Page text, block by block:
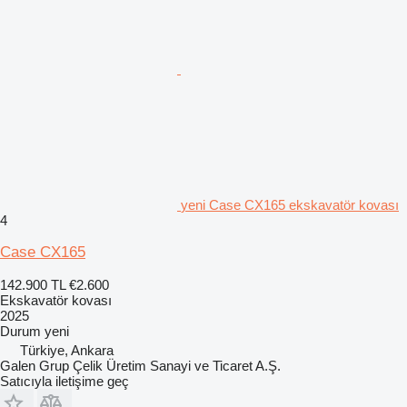
yeni Case CX165 ekskavatör kovası
4
Case CX165
142.900 TL €2.600
Ekskavatör kovası
2025
Durum yeni
Türkiye, Ankara
Galen Grup Çelik Üretim Sanayi ve Ticaret A.Ş.
Satıcıyla iletişime geç